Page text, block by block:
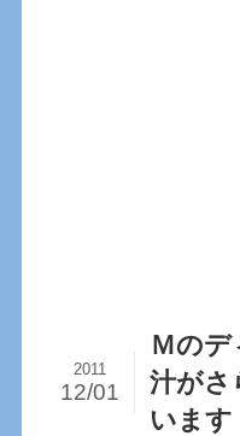
Ｍの
汁がさ
います
2011
12/01